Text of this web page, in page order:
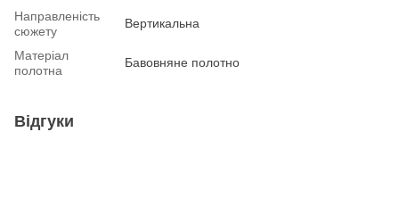
Направленість
сюжету
Вертикальна
Матеріал
полотна
Бавовняне полотно
Відгуки